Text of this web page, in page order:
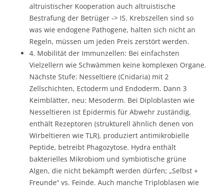
altruistischer Kooperation auch altruistische
Bestrafung der Betrüger -> IS. Krebszellen sind so
was wie endogene Pathogene, halten sich nicht an
Regeln, müssen um jeden Preis zerstört werden.
4. Mobilität der Immunzellen: Bei einfachsten
Vielzellern wie Schwämmen keine komplexen Organe.
Nächste Stufe: Nesseltiere (Cnidaria) mit 2
Zellschichten, Ectoderm und Endoderm. Dann 3
Keimblätter, neu: Mesoderm. Bei Diploblasten wie
Nesseltieren ist Epidermis für Abwehr zuständig,
enthält Rezeptoren (strukturell ähnlich denen von
Wirbeltieren wie TLR), produziert antimikrobielle
Peptide, betreibt Phagozytose. Hydra enthält
bakterielles Mikrobiom und symbiotische grüne
Algen, die nicht bekämpft werden dürfen; „Selbst +
Freunde“ vs. Feinde. Auch manche Triploblasen wie